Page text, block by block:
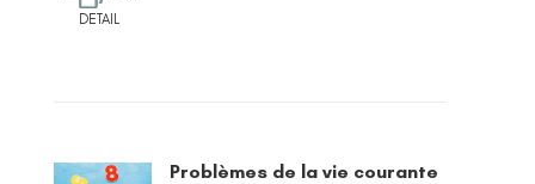
DETAIL
Problèmes de la vie courante